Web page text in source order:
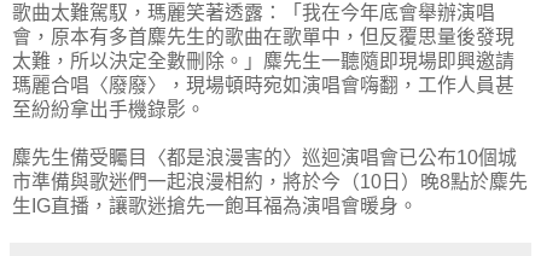
歌曲太難駕馭，瑪麗笑著透露：「我在今年底會舉辦演唱
會，原本有多首麋先生的歌曲在歌單中，但反覆思量後發現
太難，所以決定全數刪除。」麋先生一聽隨即現場即興邀請
瑪麗合唱〈廢廢〉，現場頓時宛如演唱會嗨翻，工作人員甚
至紛紛拿出手機錄影。
麋先生備受矚目〈都是浪漫害的〉巡迴演唱會已公布10個城
市準備與歌迷們一起浪漫相約，將於今（10日）晚8點於麋先
生IG直播，讓歌迷搶先一飽耳福為演唱會暖身。